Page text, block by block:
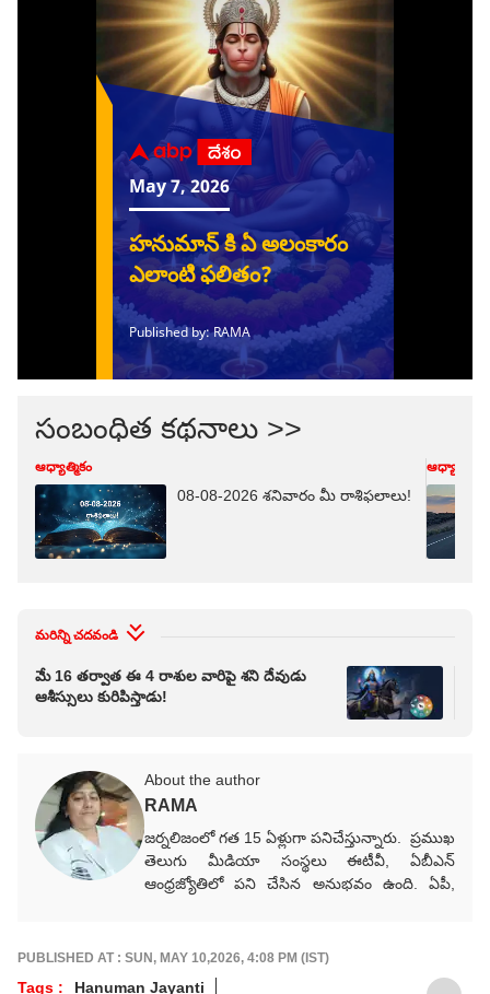
సంబంధిత కథనాలు >>
ఆధ్యాత్మికం
08-08-2026 శనివారం మీ రాశిఫలాలు!
ఆధ్యాత్మికం
మరిన్ని చదవండి
మే 16 తర్వాత ఈ 4 రాశుల వారిపై శని దేవుడు
ఆశీస్సులు కురిపిస్తాడు!
About the author
RAMA
జర్నలిజంలో గత 15 ఏళ్లుగా పనిచేస్తున్నారు. ప్రముఖ
తెలుగు మీడియా సంస్థలు ఈటీవీ, ఏబీఎన్‌
ఆంధ్రజ్యోతిలో పని చేసిన అనుభవం ఉంది. ఏపీ,
గ్రాడ్యుయేషన్ పూర్తయ్యాక MJMC, MSW,
PGDPM కోర్సులు పూర్తిచేశారు. జర్నలిజం కోర్సు పూర్తి
PUBLISHED AT : SUN, MAY 10,2026, 4:08 PM (IST)
Tags :
Hanuman Jayanti